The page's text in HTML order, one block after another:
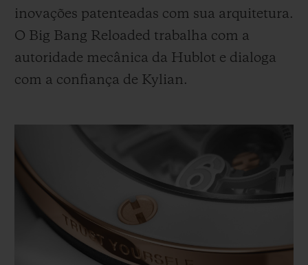
inovações patenteadas com sua arquitetura.
O Big Bang Reloaded trabalha com a
autoridade mecânica da Hublot e dialoga
com a confiança de Kylian.